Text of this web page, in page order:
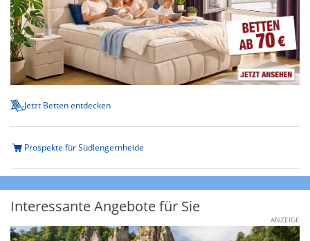
Jetzt Betten entdecken
Prospekte für Südlengernheide
Interessante Angebote für Sie
ANZEIGE